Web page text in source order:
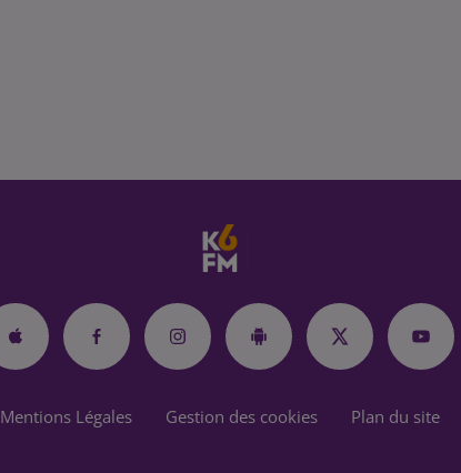
Mentions Légales Gestion des cookies Plan du site